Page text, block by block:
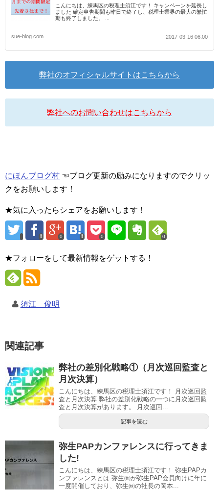
こんにちは、練馬区の税理士須江です！ キャンペーンを延長し
ました 確定申告期間も昨日で終了し、税理士業界の最大の繁忙
期も終了しました。 ...
sue-blog.com 2017-03-16 06:00
弊社のオフィシャルサイトはこちらから
弊社へのお問い合わせはこちらから
にほんブログ村 ☜ブログ更新の励みになりますのでクリッ
クをお願いします！
★気に入ったらシェアをお願いします！
0 0 0
★フォローをして最新情報をゲットする！
須江 俊明
関連記事
弊社の差別化戦略①（月次巡回監査と
月次決算）
こんにちは、練馬区の税理士須江です！ 月次巡回監
査と月次決算 弊社の差別化戦略の一つに月次巡回監
査と月次決算があります。 月次巡回...
記事を読む
弥生PAPカンファレンスに行ってきま
した!
こんにちは、練馬区の税理士須江です！ 弥生PAPカ
ンファレンスとは 弥生㈱が弥生PAP会員向けに年に
一度開催しており、弥生㈱の社長の岡本...